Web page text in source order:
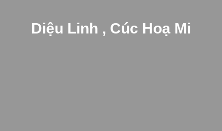
Diệu Linh , Cúc Hoạ Mi